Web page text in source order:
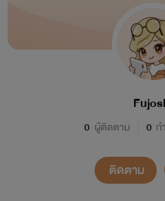
0 ผู้ติดตาม 0 ก
ติดตาม